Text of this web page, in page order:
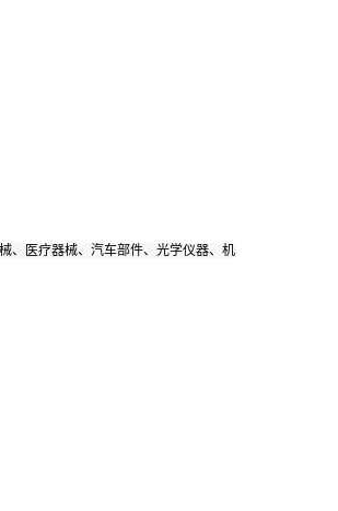
、医疗器械、汽车部件、光学仪器、机